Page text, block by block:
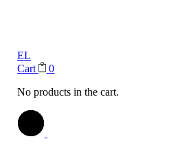
EL
Cart
0
No products in the cart.